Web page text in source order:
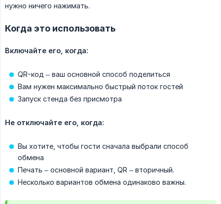
нужно ничего нажимать.
Когда это использовать
Включайте его, когда:
QR-код – ваш основной способ поделиться
Вам нужен максимально быстрый поток гостей
Запуск стенда без присмотра
Не отключайте его, когда:
Вы хотите, чтобы гости сначала выбрали способ
обмена
Печать – основной вариант, QR – вторичный.
Несколько вариантов обмена одинаково важны.